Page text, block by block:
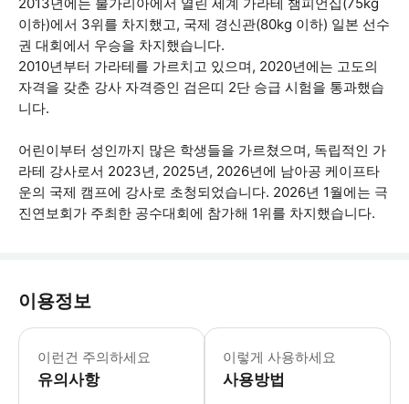
이하)에서 3위를 차지했고, 국제 경신관(80kg 이하) 일본 선수
권 대회에서 우승을 차지했습니다.
2010년부터 가라테를 가르치고 있으며, 2020년에는 고도의
자격을 갖춘 강사 자격증인 검은띠 2단 승급 시험을 통과했습
니다.
어린이부터 성인까지 많은 학생들을 가르쳤으며, 독립적인 가
라테 강사로서 2023년, 2025년, 2026년에 남아공 케이프타
운의 국제 캠프에 강사로 초청되었습니다. 2026년 1월에는 극
진연보회가 주최한 공수대회에 참가해 1위를 차지했습니다.
이용정보
이런건 주의하세요
유의사항
* 소요시간 : 60분-90분 (옵션에 따라
이렇게 사용하세요
사용방법